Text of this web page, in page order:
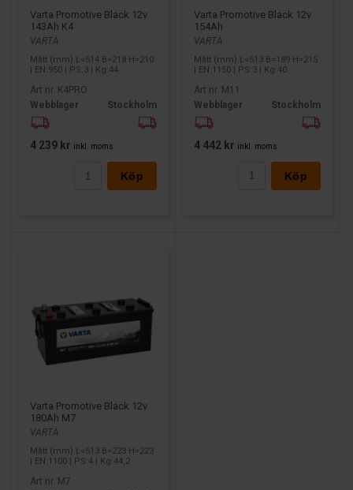
Varta Promotive Black 12v
143Ah K4
VARTA
Mått (mm) L=514 B=218 H=210
| EN:950 | PS:3 | Kg:44
Art nr. K4PRO
Webblager
Stockholm
4 239 kr inkl. moms
Köp
Varta Promotive Black 12v
154Ah
VARTA
Mått (mm) L=513 B=189 H=215
| EN:1150 | PS:3 | Kg:40
Art nr. M11
Webblager
Stockholm
4 442 kr inkl. moms
Köp
Varta Promotive Black 12v
180Ah M7
VARTA
Mått (mm) L=513 B=223 H=223
| EN:1100 | PS:4 | Kg:44,2
Art nr. M7